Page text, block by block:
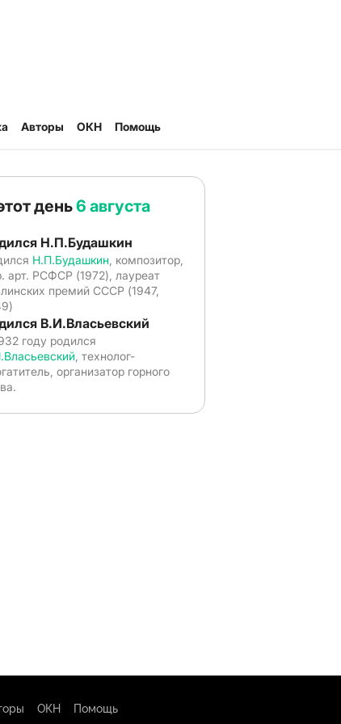
Авторы ОКН Помощь
день6 августа
Н.П.Будашкин
Н.П.Будашкин , композитор,
арт. РСФСР (1972), лауреат
премий СССР (1947,
В.И.Власьевский
году родился
, технолог-
организатор горного
ОКН Помощь